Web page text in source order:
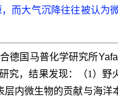
而大气沉降往往被认为
德国马普化学研究所
究，结果发现：（1）
内微生物的贡献与海